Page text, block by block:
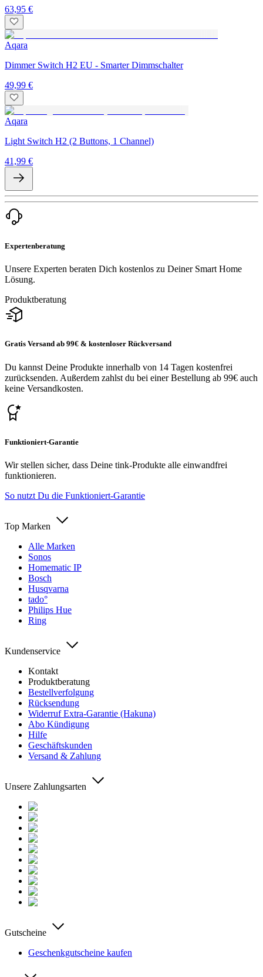
63,95 €
Aqara
Dimmer Switch H2 EU - Smarter Dimmschalter
49,99 €
Aqara
Light Switch H2 (2 Buttons, 1 Channel)
41,99 €
Expertenberatung
Unsere Experten beraten Dich kostenlos zu Deiner Smart Home
Lösung.
Produktberatung
Gratis Versand ab 99€ & kostenloser Rückversand
Du kannst Deine Produkte innerhalb von 14 Tagen kostenfrei
zurücksenden. Außerdem zahlst du bei einer Bestellung ab 99€ auch
keine Versandkosten.
Funktioniert-Garantie
Wir stellen sicher, dass Deine tink-Produkte alle einwandfrei
funktionieren.
So nutzt Du die Funktioniert-Garantie
Top Marken
Alle Marken
Sonos
Homematic IP
Bosch
Husqvarna
tado°
Philips Hue
Ring
Kundenservice
Kontakt
Produktberatung
Bestellverfolgung
Rücksendung
Widerruf Extra-Garantie (Hakuna)
Abo Kündigung
Hilfe
Geschäftskunden
Versand & Zahlung
Unsere Zahlungsarten
Gutscheine
Geschenkgutscheine kaufen